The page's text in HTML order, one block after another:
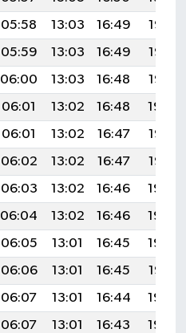
05:58 13:03 16:49
19:58
05:59 13:03 16:49
19:57
06:00 13:03 16:48
19:55
06:01 13:02 16:48
19:54
06:01 13:02 16:47
19:53
06:02 13:02 16:47
19:52
06:03 13:02 16:46
19:50
06:04 13:02 16:46
19:49
06:05 13:01 16:45
19:48
06:06 13:01 16:45
19:47
06:07 13:01 16:44
19:45
06:07 13:01 16:43
19:44